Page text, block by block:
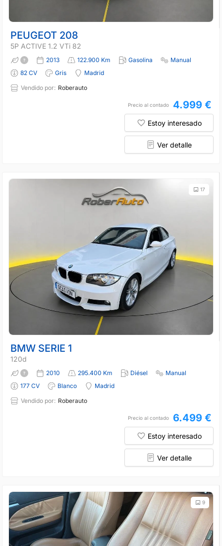
PEUGEOT 208
5P ACTIVE 1.2 VTi 82
2013 122.900 Km Gasolina
Manual
82 CV
Gris
Madrid
Vendido por: Roberauto
Precio al contado 4.999 €
Estoy interesado
Ver detalle
17
BMW SERIE 1
120d
2010 295.400 Km Diésel
Manual
177 CV
Blanco
Madrid
Vendido por: Roberauto
Precio al contado 6.499 €
Estoy interesado
Ver detalle
9